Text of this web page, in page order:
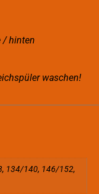
/ hinten
waschen!
134/140, 146/152,